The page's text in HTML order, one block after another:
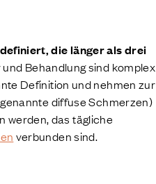
die länger als drei
Behandlung sind komplex
Definition und nehmen zur
diffuse Schmerzen)
werden, das tägliche
verbunden sind.